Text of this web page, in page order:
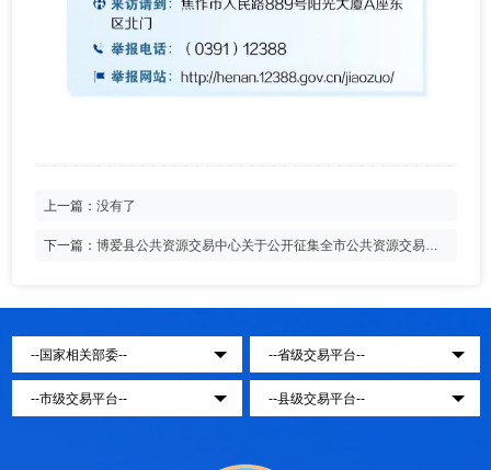
上一篇：没有了
下一篇：博爱县公共资源交易中心关于公开征集全市公共资源交易领